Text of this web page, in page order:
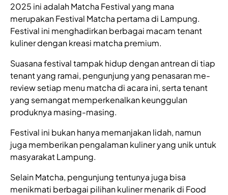
2025 ini adalah Matcha Festival yang mana
merupakan Festival Matcha pertama di Lampung.
Festival ini menghadirkan berbagai macam tenant
kuliner dengan kreasi matcha premium.
Suasana festival tampak hidup dengan antrean di tiap
tenant yang ramai, pengunjung yang penasaran me-
review setiap menu matcha di acara ini, serta tenant
yang semangat memperkenalkan keunggulan
produknya masing-masing.
Festival ini bukan hanya memanjakan lidah, namun
juga memberikan pengalaman kuliner yang unik untuk
masyarakat Lampung.
Selain Matcha, pengunjung tentunya juga bisa
menikmati berbagai pilihan kuliner menarik di Food